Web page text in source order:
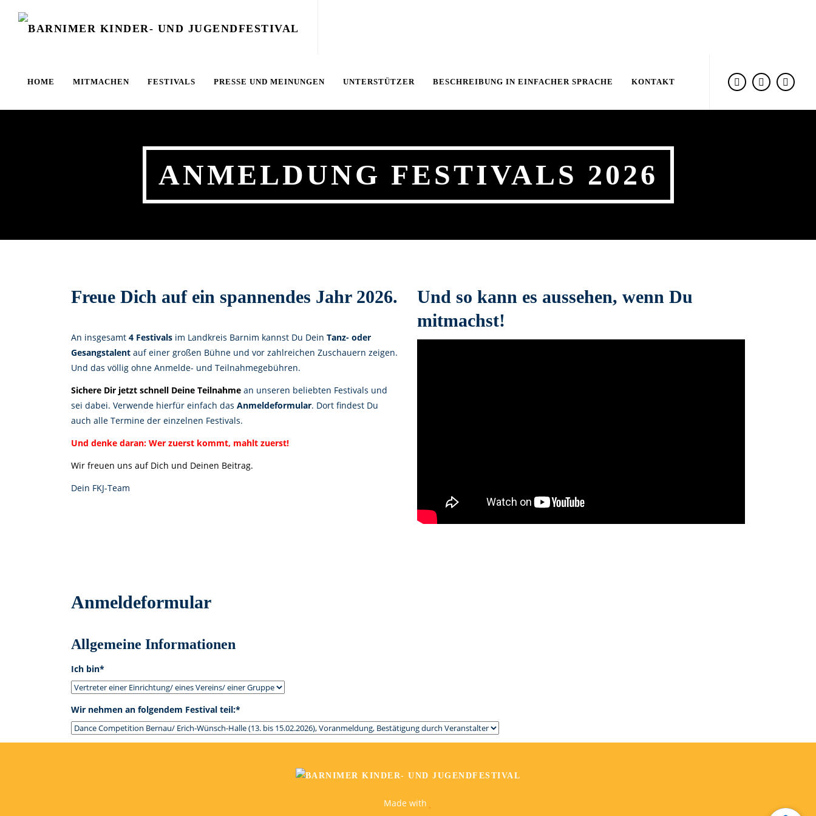
HOME MITMACHEN FESTIVALS PRESSE UND MEINUNGEN UNTERSTÜTZER BESCHREIBUNG IN EINFACHER SPRACHE KONTAKT
ANMELDUNG FESTIVALS 2026
Freue Dich auf ein spannendes Jahr 2026.
An insgesamt 4 Festivals im Landkreis Barnim kannst Du Dein Tanz- oder
Gesangstalent auf einer großen Bühne und vor zahlreichen Zuschauern zeigen.
Und das völlig ohne Anmelde- und Teilnahmegebühren.
Sichere Dir jetzt schnell Deine Teilnahme an unseren beliebten Festivals und
sei dabei. Verwende hierfür einfach das Anmeldeformular. Dort findest Du
auch alle Termine der einzelnen Festivals.
Und denke daran: Wer zuerst kommt, mahlt zuerst!
Wir freuen uns auf Dich und Deinen Beitrag.
Dein FKJ-Team
Und so kann es aussehen, wenn Du
mitmachst!
Anmeldeformular
Allgemeine Informationen
Ich bin*
Wir nehmen an folgendem Festival teil:*
Made with